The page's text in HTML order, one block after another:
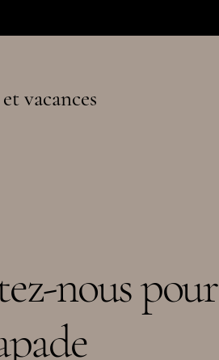
vacances
nous pour